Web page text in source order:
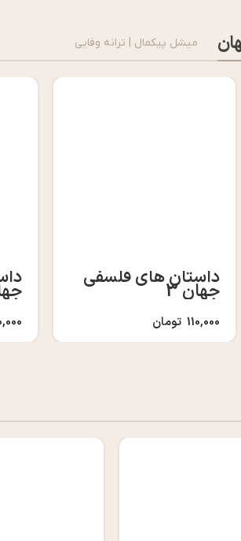
میشل پیکمال | ترانه وفایی
داستان های فلسفی
جهان 3
110,000 تومان